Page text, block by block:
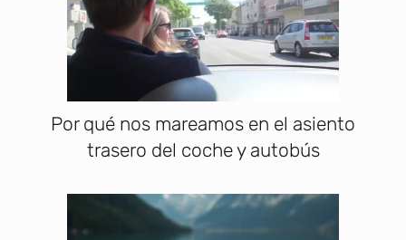
Por qué nos mareamos en el asiento
trasero del coche y autobús